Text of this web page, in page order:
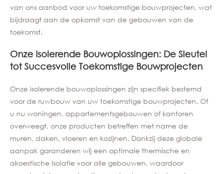
van ons aanbod voor uw toekomstige bouwprojecten, wat
bijdraagt aan de opkomst van de gebouwen van de
toekomst.
Onze Isolerende Bouwoplossingen: De Sleutel
tot Succesvolle Toekomstige Bouwprojecten
Onze isolerende bouwoplossingen zijn specifiek bestemd
voor de ruwbouw van uw toekomstige bouwprojecten. Of
u nu woningen, appartementsgebouwen of kantoren
overweegt, onze producten betreffen met name de
muren, daken, vloeren en kozijnen. Dankzij deze globale
aanpak garanderen wij een optimale thermische en
akoestische isolatie voor alle gebouwen, waardoor